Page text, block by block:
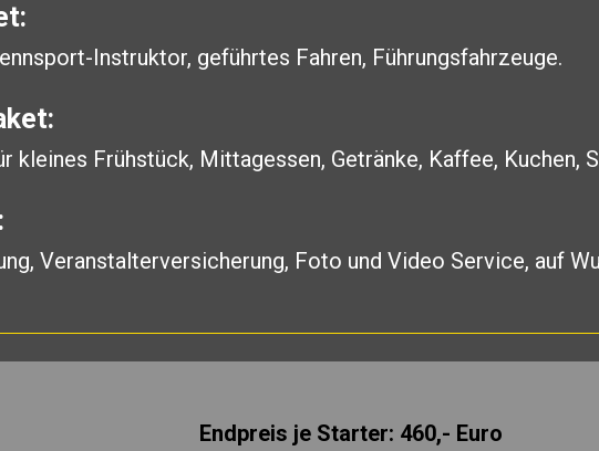
Instruktor, geführtes Fahren, Führungsfahrzeuge.
kleines Frühstück, Mittagessen, Getränke, Kaffee, Kuchen,
Veranstalterversicherung, Foto und Video Service, auf
Endpreis je Starter: 460,- Euro